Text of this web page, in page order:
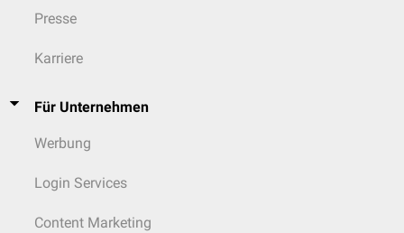
Presse
Karriere
Für Unternehmen
Werbung
Login Services
Content Marketing